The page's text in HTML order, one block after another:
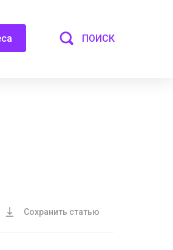
ПОИСК
Сохранить статью